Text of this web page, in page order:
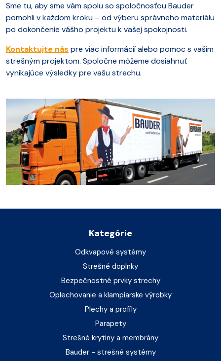
Sme tu, aby sme vám spolu so spoločnosťou Bauder
pomohli v každom kroku – od výberu správneho materiálu
po dokončenie vášho projektu k vašej spokojnosti.
Kontaktujte nás pre viac informácií alebo pomoc s vaším
strešným projektom. Spoločne môžeme dosiahnuť
vynikajúce výsledky pre vašu strechu.
Kategórie
Odkvapové systémy
Strešné doplnky
Bezpečnostné prvky strechy
Oplechovanie a klampiarske výrobky
Plechy a profily
Parapety
Strešné krytiny a membrány
Bauder - strešné systémy